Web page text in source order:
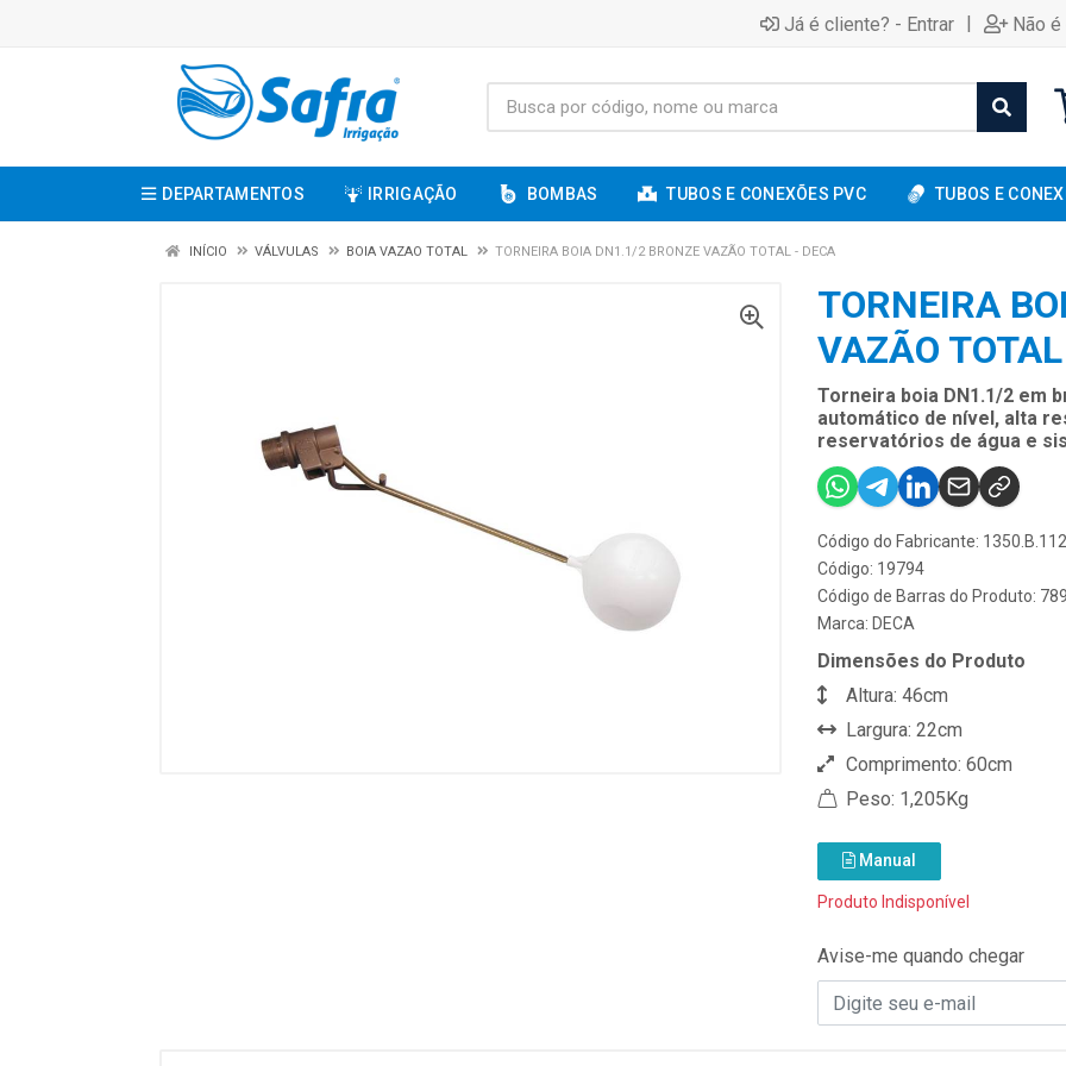
Já é cliente? - Entrar | Não
DEPARTAMENTOS IRRIGAÇÃO BOMBAS TUBOS E CONEXÕES PVC TUBOS E
INÍCIO VÁLVULAS BOIA VAZAO TOTAL TORNEIRA BOIA DN1.1/2 BRONZE VAZÃO TOTAL - DECA
TORNEIRA
VAZÃO
Torneira boia DN1.1/2 em
automático de nível, alta
reservatórios de água e
Código do Fabricante:
Código: 19794
Código de Barras do Produto:
Marca: DECA
Dimensões do Produto
Altura: 46cm
Largura: 22cm
Comprimento: 60cm
Peso: 1,205Kg
Manual
Produto Indisponível
Avise-me quando chegar